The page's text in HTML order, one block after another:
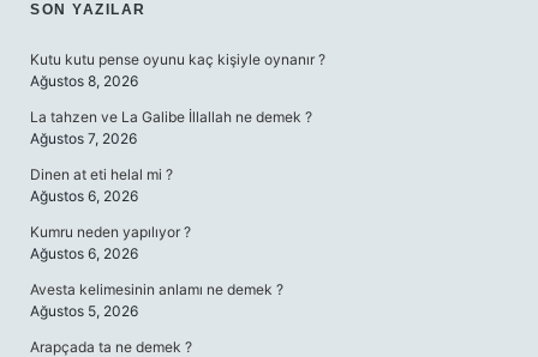
SIDEBAR
SON YAZILAR
Kutu kutu pense oyunu kaç kişiyle oynanır ?
Ağustos 8, 2026
La tahzen ve La Galibe İllallah ne demek ?
Ağustos 7, 2026
Dinen at eti helal mi ?
Ağustos 6, 2026
Kumru neden yapılıyor ?
Ağustos 6, 2026
Avesta kelimesinin anlamı ne demek ?
Ağustos 5, 2026
Arapçada ta ne demek ?